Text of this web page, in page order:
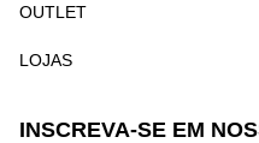
OUTLET
LOJAS
INSCREVA-SE EM